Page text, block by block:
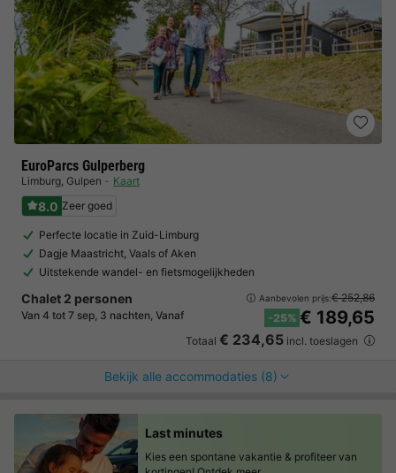
EuroParcs Gulperberg
Limburg, Gulpen Kaart
8.0 Zeer goed
Perfecte locatie in Zuid-Limburg
Dagje Maastricht, Vaals of Aken
Uitstekende wandel- en fietsmogelijkheden
Chalet 2 personen
Van 4 tot 7 sep, 3 nachten, Vanaf
Aanbevolen prijs:€ 252,86
-25% € 189,65
Totaal € 234,65 incl. toeslagen
Bekijk alle accommodaties (8)
Last minutes
Kies een spontane vakantie & profiteer van